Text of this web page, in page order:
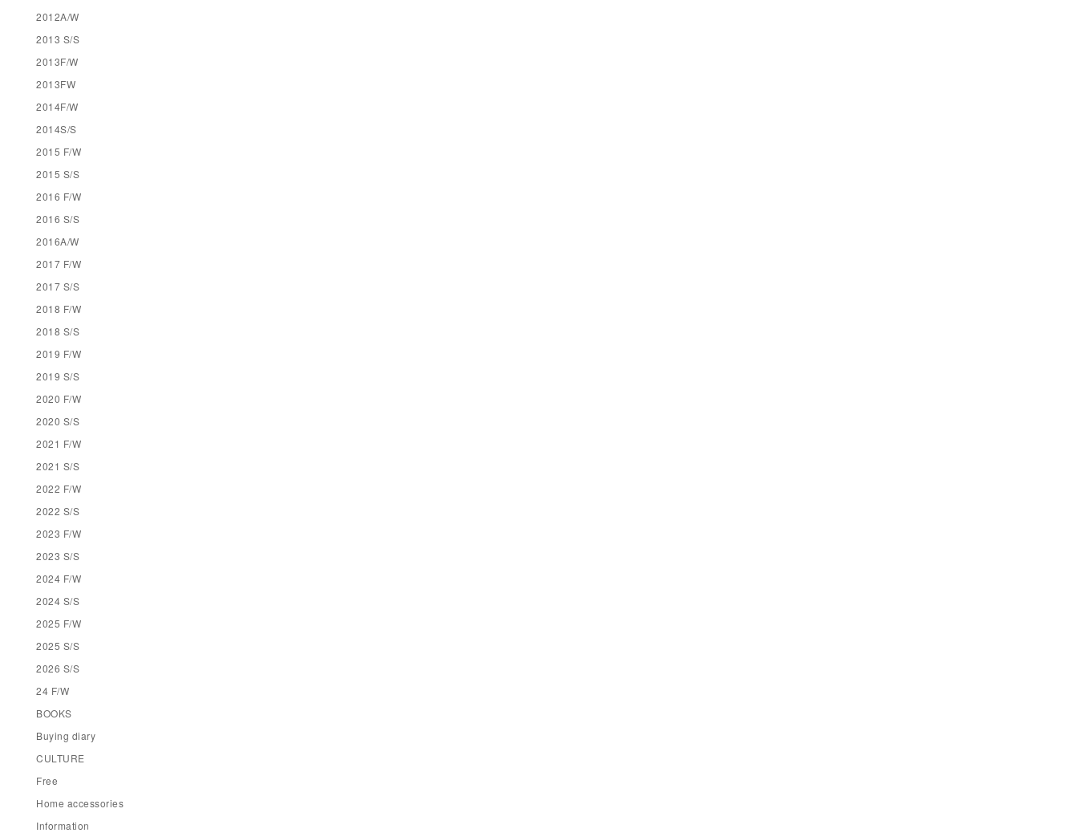
2012A/W
2013 S/S
2013F/W
2013FW
2014F/W
2014S/S
2015 F/W
2015 S/S
2016 F/W
2016 S/S
2016A/W
2017 F/W
2017 S/S
2018 F/W
2018 S/S
2019 F/W
2019 S/S
2020 F/W
2020 S/S
2021 F/W
2021 S/S
2022 F/W
2022 S/S
2023 F/W
2023 S/S
2024 F/W
2024 S/S
2025 F/W
2025 S/S
2026 S/S
24 F/W
BOOKS
Buying diary
CULTURE
Free
Home accessories
Information